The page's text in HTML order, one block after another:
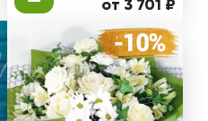
от 3 701 ₽